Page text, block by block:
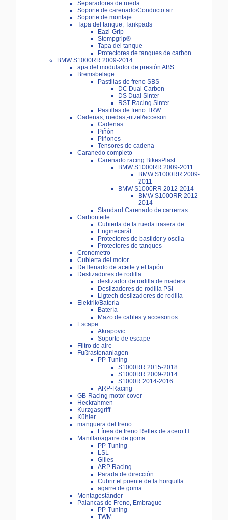
Separadores de rueda
Soporte de carenado/Conducto air
Soporte de montaje
Tapa del tanque, Tankpads
Eazi-Grip
Stompgrip®
Tapa del tanque
Protectores de tanques de carbon
BMW S1000RR 2009-2014
apa del modulador de presión ABS
Bremsbeläge
Pastillas de freno SBS
DC Dual Carbon
DS Dual Sinter
RST Racing Sinter
Pastillas de freno TRW
Cadenas, ruedas,-ritzel/accesori
Cadenas
Piñón
Piñones
Tensores de cadena
Caranedo completo
Carenado racing BikesPlast
BMW S1000RR 2009-2011
BMW S1000RR 2009-
2011
BMW S1000RR 2012-2014
BMW S1000RR 2012-
2014
Standard Carenado de carrerras
Carbonteile
Cubierta de la rueda trasera de
Enginecarát.
Protectores de bastidor y oscila
Protectores de tanques
Cronometro
Cubierta del motor
De llenado de aceite y el tapón
Deslizadores de rodilla
deslizador de rodilla de madera
Deslizadores de rodilla PSI
Ligtech deslizadores de rodilla
Elektrik/Bateria
Batería
Mazo de cables y accesorios
Escape
Akrapovic
Soporte de escape
Filtro de aire
Fußrastenanlagen
PP-Tuning
S1000RR 2015-2018
S1000RR 2009-2014
S1000R 2014-2016
ARP-Racing
GB-Racing motor cover
Heckrahmen
Kurzgasgriff
Kühler
manguera del freno
Línea de freno Reflex de acero H
Manillar/agarre de goma
PP-Tuning
LSL
Gilles
ARP Racing
Parada de dirección
Cubrir el puente de la horquilla
agarre de goma
Montageständer
Palancas de Freno, Embrague
PP-Tuning
TWM